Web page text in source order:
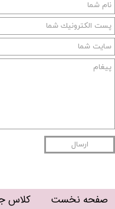
صفحه نخست کلاس
ارسال